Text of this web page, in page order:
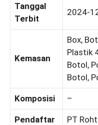
Tanggal
Terbit
2024-
Kemasan
Box,
Plastik
Botol,
Botol,
Komposisi –
Pendaftar PT